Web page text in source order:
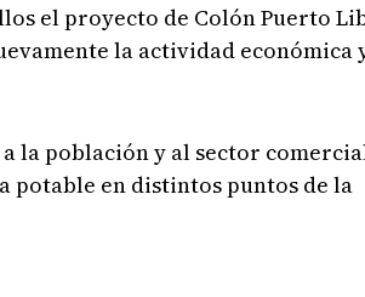
el proyecto de Colón Puerto
la actividad económica
la población y al sector
potable en distintos puntos de la